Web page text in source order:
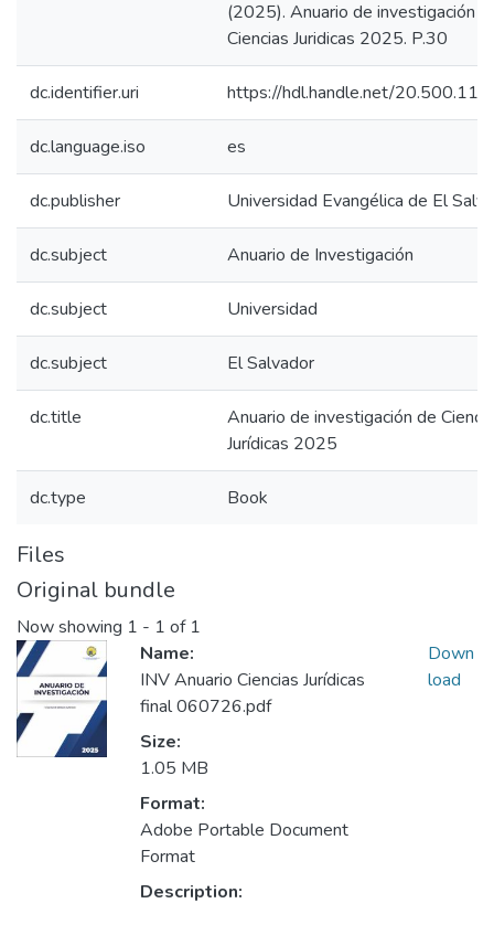
(2025). Anuario de investigación
Ciencias Juridicas 2025. P.30
dc.identifier.uri https://hdl.handle.net/
dc.language.iso es
dc.publisher Universidad Evangélica de El
dc.subject Anuario de Investigación
dc.subject Universidad
dc.subject El Salvador
dc.title
Anuario de investigación de
Jurídicas 2025
dc.type Book
Files
Original bundle
Now showing 1 - 1 of 1
Name:
INV Anuario Ciencias Jurídicas
final 060726.pdf
Size:
1.05 MB
Format:
Adobe Portable Document
Format
Description:
Down
load